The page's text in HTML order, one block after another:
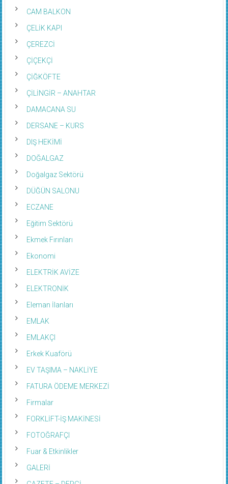
CAM BALKON
ÇELİK KAPI
ÇEREZCİ
ÇİÇEKÇİ
ÇİĞKÖFTE
ÇİLİNGİR – ANAHTAR
DAMACANA SU
DERSANE – KURS
DIŞ HEKİMİ
DOĞALGAZ
Doğalgaz Sektörü
DÜĞÜN SALONU
ECZANE
Eğitim Sektörü
Ekmek Fırınları
Ekonomi
ELEKTRİK AVİZE
ELEKTRONİK
Eleman İlanları
EMLAK
EMLAKÇI
Erkek Kuaförü
EV TAŞIMA – NAKLİYE
FATURA ÖDEME MERKEZİ
Firmalar
FORKLİFT-İŞ MAKİNESİ
FOTOĞRAFÇI
Fuar & Etkinlikler
GALERİ